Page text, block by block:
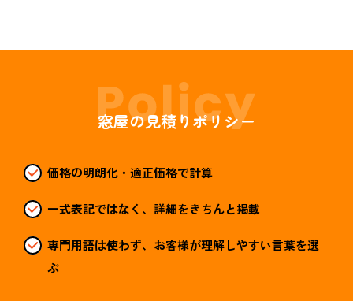
窓屋の見積りポリシー
価格の明朗化・適正価格で計算
一式表記ではなく、詳細をきちんと掲載
専門用語は使わず、お客様が理解しやすい言葉を選
ぶ